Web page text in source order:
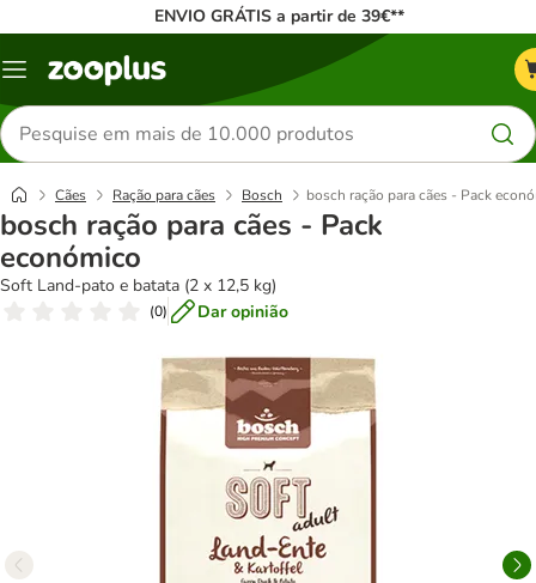
ENVIO GRÁTIS a partir de 39€**
Menu
Pesquisar
produtos
Cães Ração para cães Bosch bosch ração para cães - Pack
bosch ração para cães - Pack
económico
Soft Land-pato e batata (2 x 12,5 kg)
(0) Dar opinião